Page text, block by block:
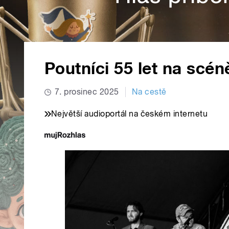
Poutníci 55 let na
7. prosinec 2025 Na cestě
Největší audioportál na českém internetu